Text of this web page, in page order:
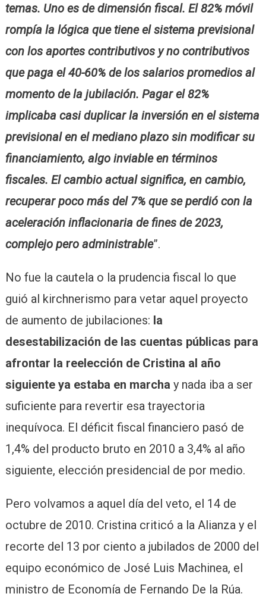
temas. Uno es de dimensión fiscal. El 82% móvil
rompía la lógica que tiene el sistema previsional
con los aportes contributivos y no contributivos
que paga el 40-60% de los salarios promedios al
momento de la jubilación. Pagar el 82%
implicaba casi duplicar la inversión en el sistema
previsional en el mediano plazo sin modificar su
financiamiento, algo inviable en términos
fiscales. El cambio actual significa, en cambio,
recuperar poco más del 7% que se perdió con la
aceleración inflacionaria de fines de 2023,
complejo pero administrable”.
No fue la cautela o la prudencia fiscal lo que
guió al kirchnerismo para vetar aquel proyecto
de aumento de jubilaciones: la
desestabilización de las cuentas públicas para
afrontar la reelección de Cristina al año
siguiente ya estaba en marcha y nada iba a ser
suficiente para revertir esa trayectoria
inequívoca. El déficit fiscal financiero pasó de
1,4% del producto bruto en 2010 a 3,4% al año
siguiente, elección presidencial de por medio.
Pero volvamos a aquel día del veto, el 14 de
octubre de 2010. Cristina criticó a la Alianza y el
recorte del 13 por ciento a jubilados de 2000 del
equipo económico de José Luis Machinea, el
ministro de Economía de Fernando De la Rúa.